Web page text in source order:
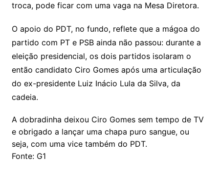
troca, pode ficar com uma vaga na Mesa Diretora.
O apoio do PDT, no fundo, reflete que a mágoa do
partido com PT e PSB ainda não passou: durante a
eleição presidencial, os dois partidos isolaram o
então candidato Ciro Gomes após uma articulação
do ex-presidente Luiz Inácio Lula da Silva, da
cadeia.
A dobradinha deixou Ciro Gomes sem tempo de TV
e obrigado a lançar uma chapa puro sangue, ou
seja, com uma vice também do PDT.
Fonte: G1